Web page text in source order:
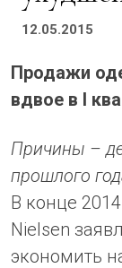
12.05.2015
Продажи
вдвое в I
Причины –
прошлого
В конце
Nielsen
экономить